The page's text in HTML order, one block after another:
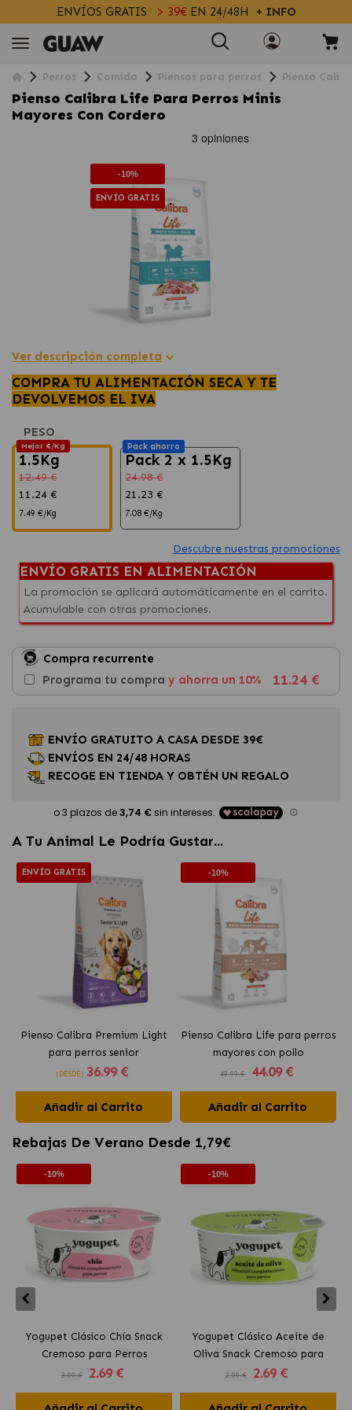
ENVÍOS GRATIS > 39€EN 24/48H + INFO
Perros Comida Piensos para perros Pienso
Pienso Calibra Life Para Perros Minis
Mayores Con Cordero
-10%
ENVÍO GRATIS
Ver descripción completa
COMPRA TU ALIMENTACIÓN SECA Y TE
DEVOLVEMOS EL IVA
PESO
Mejor €/Kg
1.5Kg
12.49 €
11.24 €
7.49 €/Kg
Pack ahorro
Pack 2 x 1.5Kg
24.98 €
21.23 €
7.08 €/Kg
Descubre nuestras promociones
ENVÍO GRATIS EN ALIMENTACIÓN
La promoción se aplicará automáticamente en el carrito.
Acumulable con otras promociones.
Compra recurrente
Programa tu compra y ahorra un 10% 11.24 €
ENVÍO GRATUITO A CASA DESDE 39€
ENVÍOS EN 24/48 HORAS
RECOGE EN TIENDA Y OBTÉN UN REGALO
A Tu Animal Le Podría Gustar...
ENVÍO GRATIS
Pienso Calibra Premium Light
para perros senior
(DESDE) 36.99 €
Añadir al Carrito
-10%
Pienso Calibra Life para perros
mayores con pollo
48.99 € 44.09 €
Añadir al Carrito
Rebajas De Verano Desde 1,79€
-10%
Yogupet Clásico Chía Snack
Cremoso para Perros
2.99 € 2.69 €
-10%
Yogupet Clásico Aceite de
Oliva Snack Cremoso para
Perros
2.99 € 2.69 €